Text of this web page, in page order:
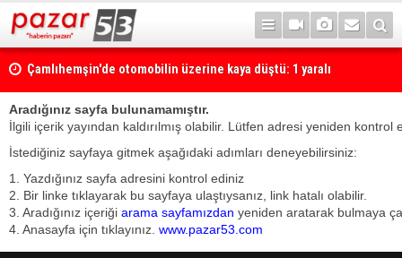
Çamlıhemşin'de otomobilin üzerine kaya düştü: 1 yaralı
Aradığınız sayfa bulunamamıştır.
İlgili içerik yayından kaldırılmış olabilir. Lütfen adresi yeniden kontrol
İstediğiniz sayfaya gitmek aşağıdaki adımları deneyebilirsiniz:
1. Yazdığınız sayfa adresini kontrol ediniz
2. Bir linke tıklayarak bu sayfaya ulaştıysanız, link hatalı olabilir.
3. Aradığınız içeriği arama sayfamızdan yeniden aratarak bulmaya
4. Anasayfa için tıklayınız. www.pazar53.com